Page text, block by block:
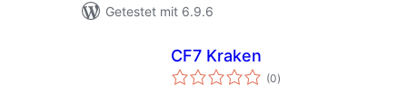
Getestet mit 6.9.6
CF7 Kraken
(0Bewertungen
gesamt
)